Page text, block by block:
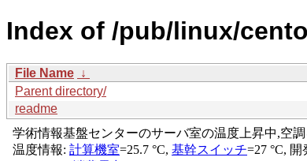
Index of /pub/linux/
File Name ↓
Parent directory/
readme